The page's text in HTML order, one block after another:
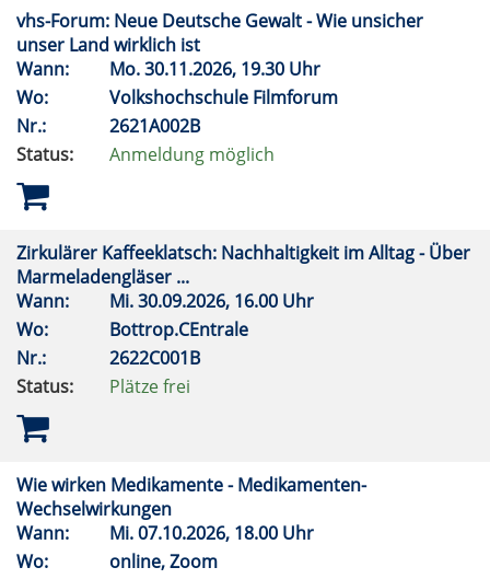
vhs-Forum: Neue Deutsche Gewalt - Wie unsicher
unser Land wirklich ist
Wann:
Mo.30.11.2026, 19.30 Uhr
Wo:
Volkshochschule Filmforum
Nr.:
2621A002B
Status:
Anmeldung möglich
Zirkulärer Kaffeeklatsch: Nachhaltigkeit im Alltag - Über
Marmeladengläser ...
Wann:
Mi.30.09.2026, 16.00 Uhr
Wo:
Bottrop.CEntrale
Nr.:
2622C001B
Status:
Plätze frei
Wie wirken Medikamente - Medikamenten-
Wechselwirkungen
Wann:
Mi.07.10.2026, 18.00 Uhr
Wo:
online, Zoom